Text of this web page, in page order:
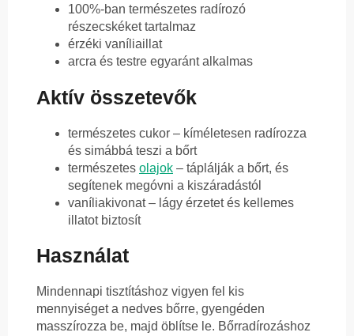
100%-ban természetes radírozó
részecskéket tartalmaz
érzéki vaníliaillat
arcra és testre egyaránt alkalmas
Aktív összetevők
természetes cukor – kíméletesen radírozza
és simábbá teszi a bőrt
természetes olajok – táplálják a bőrt, és
segítenek megóvni a kiszáradástól
vaníliakivonat – lágy érzetet és kellemes
illatot biztosít
Használat
Mindennapi tisztításhoz vigyen fel kis
mennyiséget a nedves bőrre, gyengéden
masszírozza be, majd öblítse le. Bőrradírozáshoz